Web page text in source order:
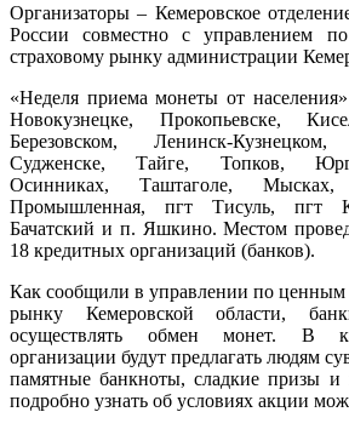
Организаторы – Кемеровское
России совместно с управлением
страховому рынку администрации
«Неделя приема монеты от
Новокузнецке, Прокопьевске,
Березовском, Ленинск-
Судженске, Тайге, Топков,
Осинниках, Таштаголе,
Промышленная, пгт Тисуль, пгт
Бачатский и п. Яшкино. Местом
18 кредитных организаций (банков).
Как сообщили в управлении по ценным
рынку Кемеровской области,
осуществлять обмен монет. В
организации будут предлагать людям
памятные банкноты, сладкие призы и
подробно узнать об условиях акции